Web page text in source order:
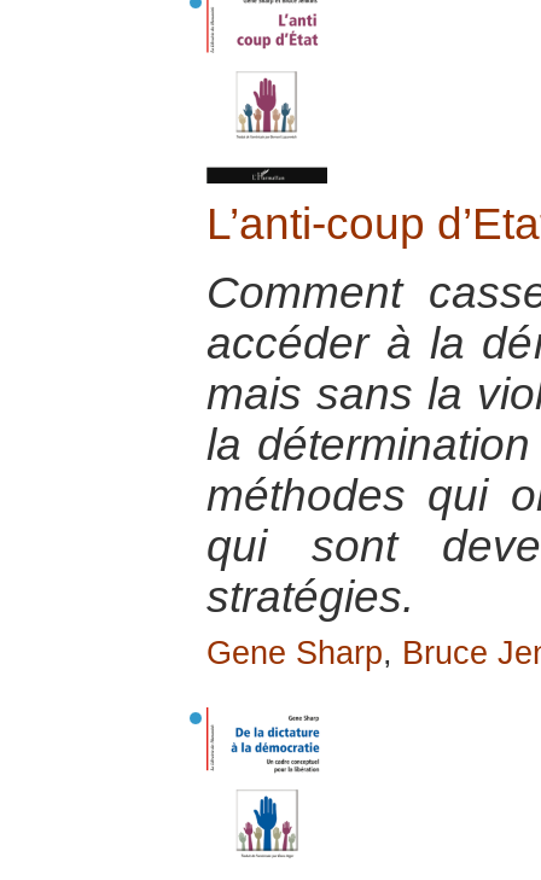
L’anti-coup
Comment
accéder à la
mais sans la
la
méthodes qui
qui sont
stratégies.
Gene Sharp, Bruce